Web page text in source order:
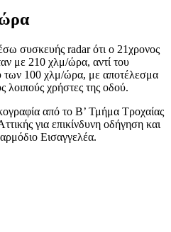
συσκευής radar ότι ο 21χρονος
με 210 χλμ/ώρα, αντί του
των 100 χλμ/ώρα, με αποτέλεσμα
λοιπούς χρήστες της οδού.
από το Β’ Τμήμα Τροχαίας
για επικίνδυνη οδήγηση και
Εισαγγελέα.